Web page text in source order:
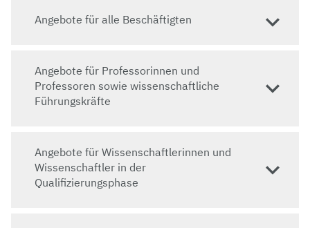
Angebote für alle Beschäftigten
Angebote für Professorinnen und
Professoren sowie wissenschaftliche
Führungskräfte
Angebote für Wissenschaftlerinnen und
Wissenschaftler in der
Qualifizierungsphase